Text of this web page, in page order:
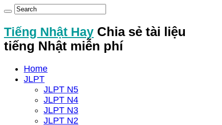
Tiếng Nhật Hay Chia sẻ tài liệu
tiếng Nhật miễn phí
Home
JLPT
JLPT N5
JLPT N4
JLPT N3
JLPT N2